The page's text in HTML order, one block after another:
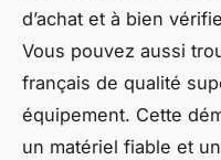
d’achat et à bien
Vous pouvez aussi
français de qualité
équipement. Cette
un matériel fiable et